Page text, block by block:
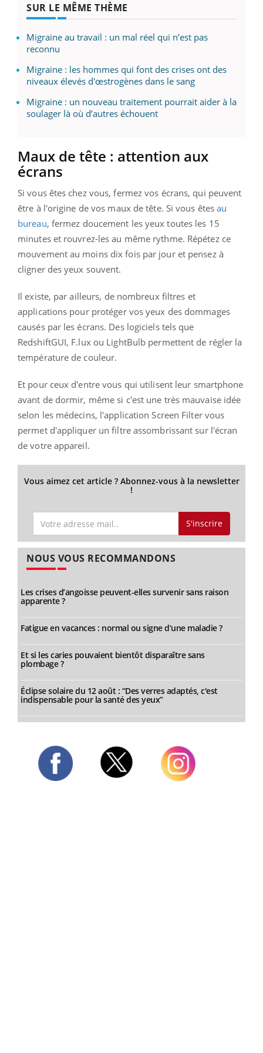
SUR LE MÊME THÈME
Migraine au travail : un mal réel qui n’est pas
reconnu
Migraine : les hommes qui font des crises ont des
niveaux élevés d'œstrogènes dans le sang
Migraine : un nouveau traitement pourrait aider à la
soulager là où d’autres échouent
Maux de tête : attention aux
écrans
Si vous êtes chez vous, fermez vos écrans, qui peuvent
être à l'origine de vos maux de tête. Si vous êtesau
bureau, fermez doucement les yeux toutes les 15
minutes et rouvrez-les au même rythme. Répétez ce
mouvement au moins dix fois par jour et pensez à
cligner des yeux souvent.
Il existe, par ailleurs, de nombreux filtres et
applications pour protéger vos yeux des dommages
causés par les écrans. Des logiciels tels que
RedshiftGUI, F.lux ou LightBulb permettent de régler la
température de couleur.
Et pour ceux d'entre vous qui utilisent leur smartphone
avant de dormir, même si c'est une très mauvaise idée
selon les médecins, l'application Screen Filter vous
permet d'appliquer un filtre assombrissant sur l'écran
de votre appareil.
Vous aimez cet article ? Abonnez-vous à la newsletter
!
S'inscrire
NOUS VOUS RECOMMANDONS
Les crises d’angoisse peuvent-elles survenir sans raison
apparente ?
Fatigue en vacances : normal ou signe d’une maladie ?
Et si les caries pouvaient bientôt disparaître sans
plombage ?
Éclipse solaire du 12 août : “Des verres adaptés, c'est
indispensable pour la santé des yeux”